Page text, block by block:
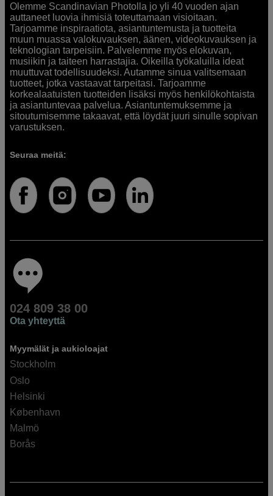
Olemme Scandinavian Photolla jo yli 40 vuoden ajan
auttaneet luovia ihmisiä toteuttamaan visioitaan.
Tarjoamme inspiraatiota, asiantuntemusta ja tuotteita
muun muassa valokuvauksen, äänen, videokuvauksen ja
teknologian tarpeisiin. Palvelemme myös elokuvan,
musiikin ja taiteen harrastajia. Oikeilla työkaluilla ideat
muuttuvat todellisuudeksi. Autamme sinua valitsemaan
tuotteet, jotka vastaavat tarpeitasi. Tarjoamme
korkealaatuisten tuotteiden lisäksi myös henkilökohtaista
ja asiantuntevaa palvelua. Asiantuntemuksemme ja
sitoutumisemme takaavat, että löydät juuri sinulle sopivan
varustuksen.
Seuraa meitä:
024 809 38 00
Ota yhteyttä
Myymälät ja aukioloajat
Stockholm
Oslo
Helsinki
København
Malmö
Borås